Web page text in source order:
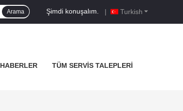
Turkish
Şimdi konuşalım. |
Arama
HABERLER TÜM SERVIS TALEPLERI